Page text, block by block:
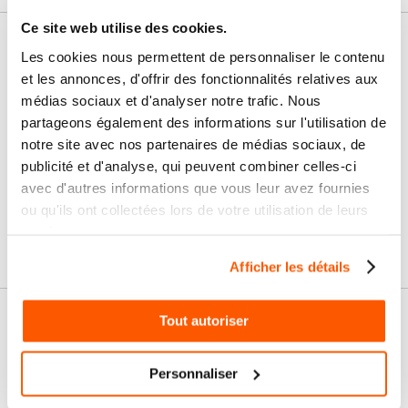
Ce site web utilise des cookies.
Les cookies nous permettent de personnaliser le contenu
et les annonces, d'offrir des fonctionnalités relatives aux
médias sociaux et d'analyser notre trafic. Nous
partageons également des informations sur l'utilisation de
notre site avec nos partenaires de médias sociaux, de
publicité et d'analyse, qui peuvent combiner celles-ci
avec d'autres informations que vous leur avez fournies
ou qu'ils ont collectées lors de votre utilisation de leurs
Afficher les détails
Tout autoriser
Personnaliser
Nos services
Paiement
100% sécurisé
Paiement en
3x sans frais
Livraison
24/72H
SAV & Retours